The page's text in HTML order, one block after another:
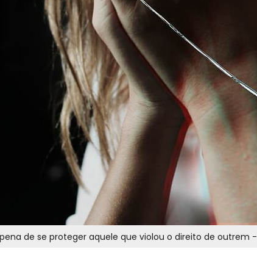
de se proteger aquele que violou o direito de outrem -